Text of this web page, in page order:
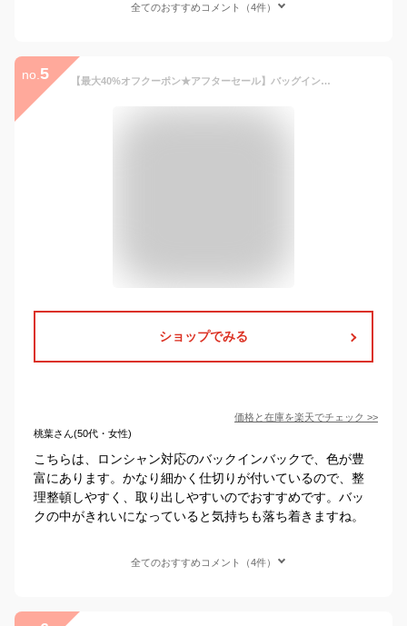
全てのおすすめコメント（4件）
no. 5 【最大40%オフクーポン★アフターセール】バッグインバッグ ロンシャン プリアージュ 専用 バッグインバッグ 小さめ バッグインバッグ 大きめ ロンシャン ポケット付き サテン バッグインバッグ 自立バッグ インナーバッグ インナーポーチ
ショップでみる
価格と在庫を楽天でチェック >>
桃葉さん(50代・女性)
こちらは、ロンシャン対応のバックインバックで、色が豊
富にあります。かなり細かく仕切りが付いているので、整
理整頓しやすく、取り出しやすいのでおすすめです。バッ
クの中がきれいになっていると気持ちも落ち着きますね。
全てのおすすめコメント（4件）